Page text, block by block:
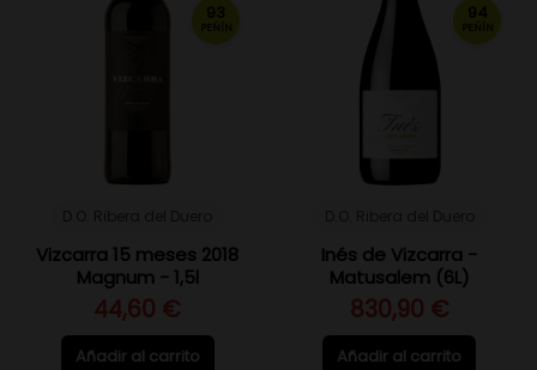
93
Vizcarra 15 meses 2018
Magnum - 1,5l
44,60 €
Añadir al carrito
94
Inés de Vizcarra -
Matusalem (6L)
830,90 €
Añadir al carrito